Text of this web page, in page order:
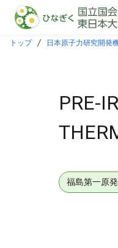
本文に飛ぶ
トップ 日本原子力研究開発
PRE-
福島第一原